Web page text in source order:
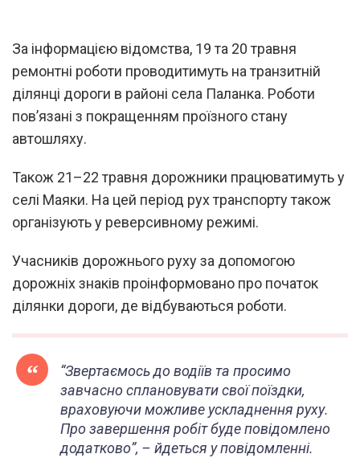
За інформацією відомства, 19 та 20 травня
ремонтні роботи проводитимуть на транзитній
ділянці дороги в районі села Паланка. Роботи
пов’язані з покращенням проїзного стану
автошляху.
Також 21–22 травня дорожники працюватимуть у
селі Маяки. На цей період рух транспорту також
організують у реверсивному режимі.
Учасників дорожнього руху за допомогою
дорожніх знаків проінформовано про початок
ділянки дороги, де відбуваються роботи.
“Звертаємось до водіїв та просимо
завчасно сплановувати свої поїздки,
враховуючи можливе ускладнення руху.
Про завершення робіт буде повідомлено
додатково”, – йдеться у повідомленні.